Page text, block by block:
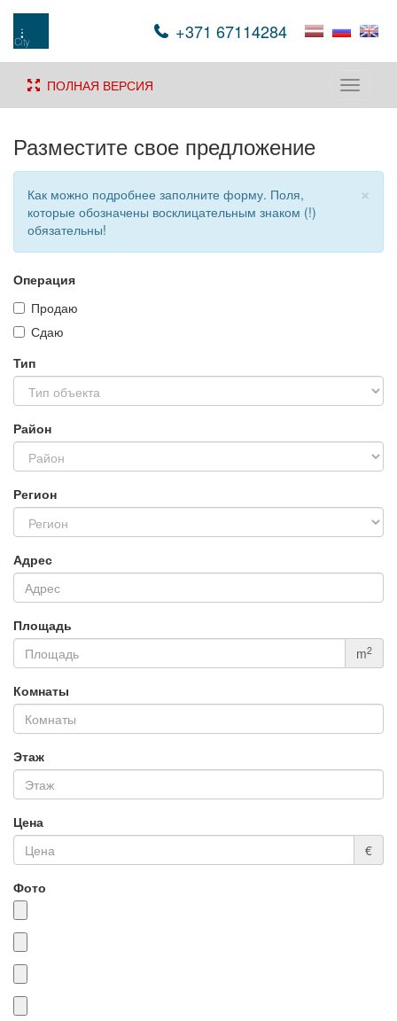
+371 67114284
Toggle
ПОЛНАЯ ВЕРСИЯ
Разместите свое предложение
×
Как можно подробнее заполните форму. Поля,
которые обозначены восклицательным знаком (!)
обязательны!
Операция
Продаю
Сдаю
Тип
Район
Регион
Адрес
Площадь
m2
Комнаты
Этаж
Цена
€
Фото